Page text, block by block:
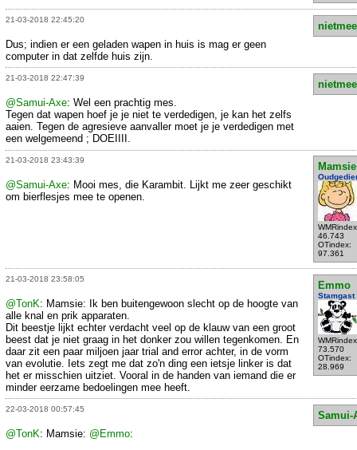
21-03-2018 22:45:20
Dus; indien er een geladen wapen in huis is mag er geen
computer in dat zelfde huis zijn.
21-03-2018 22:47:39
@Samui-Axe: Wel een prachtig mes.
Tegen dat wapen hoef je je niet te verdedigen, je kan het zelfs
aaien. Tegen de agresieve aanvaller moet je je verdedigen met
een welgemeend ; DOEIIII.
21-03-2018 23:43:39
Mamsie
46.743
OTindex:
97.361
@Samui-Axe: Mooi mes, die Karambit. Lijkt me zeer geschikt
om bierflesjes mee te openen.
21-03-2018 23:58:05
Emmo
Stamgast
73.570
OTindex:
28.969
@TonK: Mamsie: Ik ben buitengewoon slecht op de hoogte van
alle knal en prik apparaten.
Dit beestje lijkt echter verdacht veel op de klauw van een groot
beest dat je niet graag in het donker zou willen tegenkomen. En
daar zit een paar miljoen jaar trial and error achter, in de vorm
van evolutie. Iets zegt me dat zo'n ding een ietsje linker is dat
het er misschien uitziet. Vooral in de handen van iemand die er
minder eerzame bedoelingen mee heeft.
22-03-2018 00:57:45
Samui-
@TonK: Mamsie: @Emmo: